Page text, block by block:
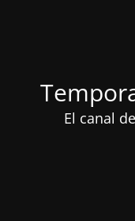
El canal